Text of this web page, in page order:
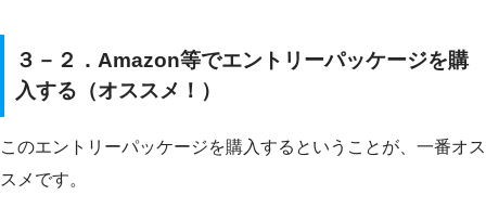
３－２．Amazon等でエントリーパッケージを購
入する（オススメ！）
このエントリーパッケージを購入するということが、一番オス
スメです。